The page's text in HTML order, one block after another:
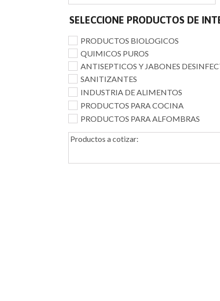
SELECCIONE PRODUCTOS DE
PRODUCTOS BIOLOGICOS
QUIMICOS PUROS
ANTISEPTICOS Y JABONES
SANITIZANTES
INDUSTRIA DE ALIMENTOS
PRODUCTOS PARA COCINA
PRODUCTOS PARA ALFOMBRAS